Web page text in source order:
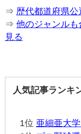
⇒ 歴代都道府県
⇒ 他のジャンル
見る
人気記事ランキ
1位 亜細亜大